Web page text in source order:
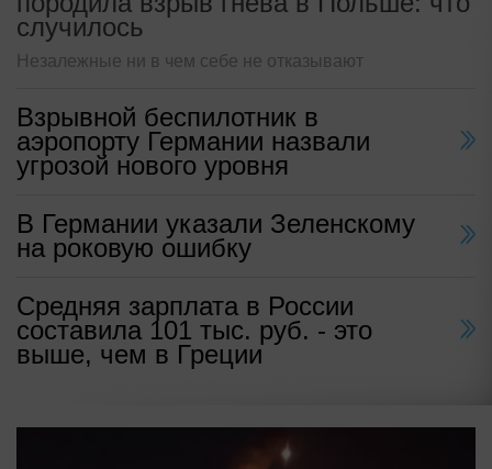
случилось
Незалежные ни в чем себе не отказывают
Взрывной беспилотник в
аэропорту Германии назвали
угрозой нового уровня
В Германии указали Зеленскому
на роковую ошибку
Средняя зарплата в России
составила 101 тыс. руб. - это
выше, чем в Греции